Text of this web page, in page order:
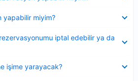
yapabilir miyim?
iptal edebilir ya da
işime yarayacak?